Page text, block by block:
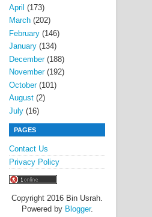
April (173)
March (202)
February (146)
January (134)
December(188)
November(192)
October(101)
August (2)
July (16)
PAGES
Contact Us
Privacy Policy
Copyright 2016 Bin Usrah.
Powered by Blogger.